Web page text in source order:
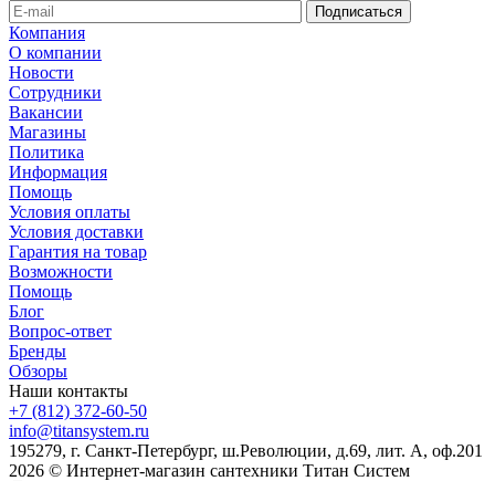
Компания
О компании
Новости
Сотрудники
Вакансии
Магазины
Политика
Информация
Помощь
Условия оплаты
Условия доставки
Гарантия на товар
Возможности
Помощь
Блог
Вопрос-ответ
Бренды
Обзоры
Наши контакты
+7 (812) 372-60-50
info@titansystem.ru
195279, г. Санкт-Петербург, ш.Революции, д.69, лит. А, оф.201
2026 © Интернет-магазин сантехники Титан Систем